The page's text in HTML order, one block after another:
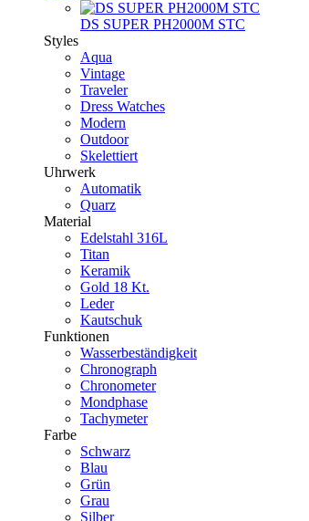
DS SUPER PH2000M STC
Styles
Aqua
Vintage
Traveler
Dress Watches
Modern
Outdoor
Skelettiert
Uhrwerk
Automatik
Quarz
Material
Edelstahl 316L
Titan
Keramik
Gold 18 Kt.
Leder
Kautschuk
Funktionen
Wasserbeständigkeit
Chronograph
Chronometer
Mondphase
Tachymeter
Farbe
Schwarz
Blau
Grün
Grau
Silber